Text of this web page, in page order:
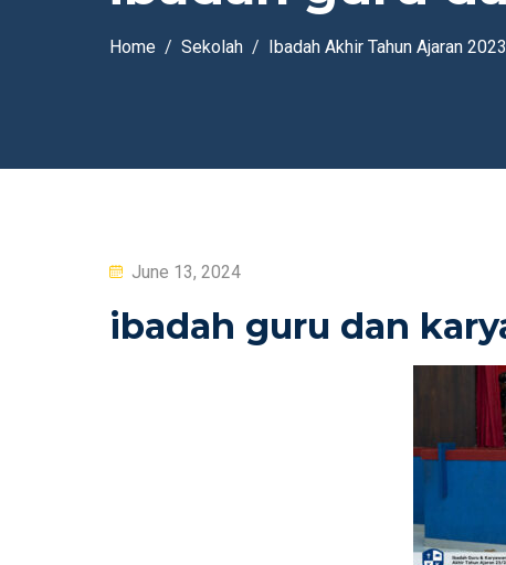
Home Sekolah Ibadah Akhir Tahun Ajaran
Posted
June 13, 2024
ibadah guru dan